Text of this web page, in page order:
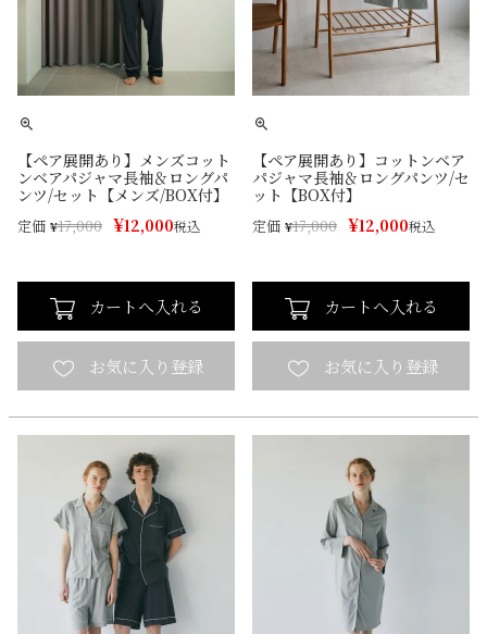
【ペア展開あり】メンズコット
ンベアパジャマ長袖＆ロングパ
ンツ/セット【メンズ/BOX付】
定価 ¥17,000 ¥12,000税込
カートへ入れる
【ペア展開あり】コットンベア
パジャマ長袖＆ロングパンツ/セ
ット【BOX付】
定価 ¥17,000 ¥12,000税込
カートへ入れる